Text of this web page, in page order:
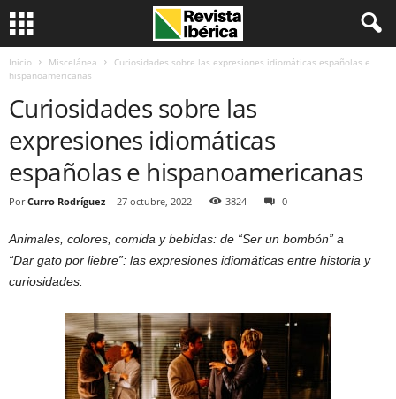
Inicio Miscelánea
Curiosidades sobre las expresiones idiomáticas españolas e
hispanoamericanas
Curiosidades sobre las
expresiones idiomáticas
españolas e hispanoamericanas
Por Curro Rodríguez - 27 octubre, 2022 3824 0
Animales, colores, comida y bebidas: de “Ser un bombón” a
“Dar gato por liebre”: las expresiones idiomáticas entre historia y
curiosidades.